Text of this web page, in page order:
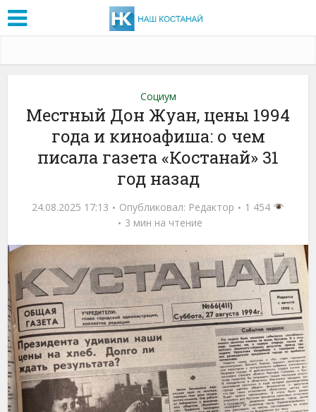
Социум
Местный Дон Жуан, цены 1994
года и киноафиша: о чем
писала газета «Костанай» 31
год назад
24.08.2025 17:13 Опубликовал: Редактор
1 454
3 мин на чтение